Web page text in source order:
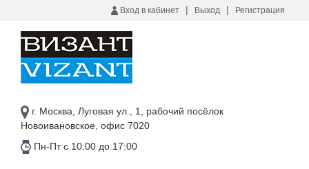
Вход в кабинет | Выход | Регистрация
г. Москва, Луговая ул., 1, рабочий посёлок
Новоивановское, офис 7020
Пн-Пт с 10:00 до 17:00